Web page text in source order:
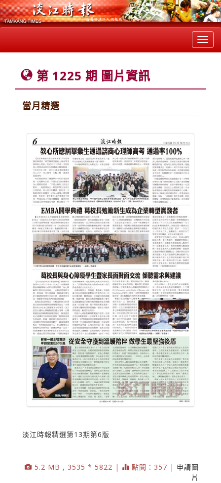
第 1225 期 圖片資訊
當月精選
淡江時報精選第13期第6版
5.2 MB , 3535 * 5822 | 點閱：357 | 申請圖
片